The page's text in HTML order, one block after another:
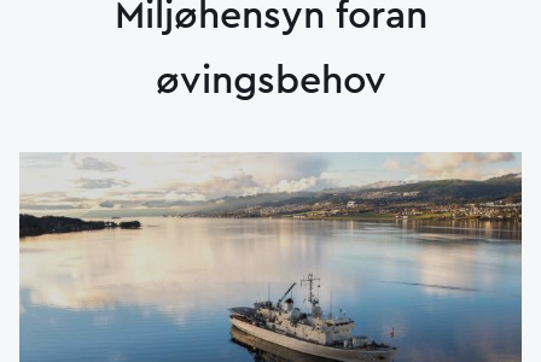
Miljøhensyn foran
øvingsbehov